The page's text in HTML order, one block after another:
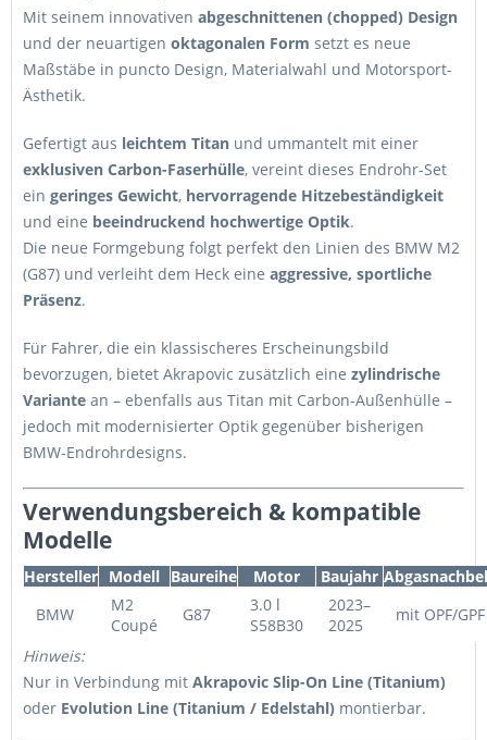
Mit seinem innovativen abgeschnittenen (chopped) Design
und der neuartigen oktagonalen Form setzt es neue
Maßstäbe in puncto Design, Materialwahl und Motorsport-
Ästhetik.
Gefertigt aus leichtem Titan und ummantelt mit einer
exklusiven Carbon-Faserhülle, vereint dieses Endrohr-Set
ein geringes Gewicht, hervorragende Hitzebeständigkeit
und eine beeindruckend hochwertige Optik.
Die neue Formgebung folgt perfekt den Linien des BMW M2
(G87) und verleiht dem Heck eine aggressive, sportliche
Präsenz.
Für Fahrer, die ein klassischeres Erscheinungsbild
bevorzugen, bietet Akrapovic zusätzlich eine zylindrische
Variante an – ebenfalls aus Titan mit Carbon-Außenhülle –
jedoch mit modernisierter Optik gegenüber bisherigen
BMW-Endrohrdesigns.
Verwendungsbereich & kompatible
Modelle
Hersteller Modell Baureihe Motor Baujahr
BMW
M2
Coupé
G87
3.0 l
S58B30
2023–
2025
mit OPF/GPF
Hinweis:
Nur in Verbindung mit Akrapovic Slip-On Line (Titanium)
oder Evolution Line (Titanium / Edelstahl) montierbar.